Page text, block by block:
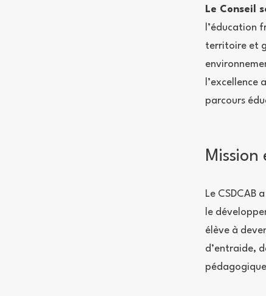
Le Conseil
l’éducation
territoire et
l’excellence
parcours
Mission
Le CSDCAB
le
élève à
d’entraide,